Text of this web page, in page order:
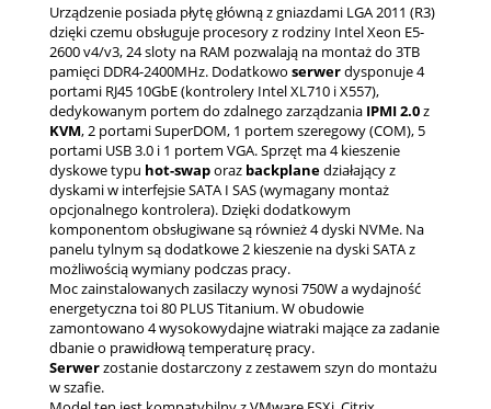
Urządzenie posiada płytę główną z gniazdami LGA 2011 (R3)
dzięki czemu obsługuje procesory z rodziny Intel Xeon E5-
2600 v4/v3, 24 sloty na RAM pozwalają na montaż do 3TB
pamięci DDR4-2400MHz. Dodatkowo serwerdysponuje4
portami RJ45 10GbE (kontrolery Intel XL710 i X557),
dedykowanym portem do zdalnego zarządzania IPMI 2.0z
KVM, 2 portami SuperDOM, 1 portem szeregowy (COM), 5
portami USB 3.0 i 1 portem VGA. Sprzęt ma 4 kieszenie
dyskowe typu hot-swaporaz backplanedziałający z
dyskami w interfejsie SATA I SAS (wymagany montaż
opcjonalnego kontrolera). Dzięki dodatkowym
komponentom obsługiwane są również 4 dyski NVMe. Na
panelu tylnym są dodatkowe 2 kieszenie na dyski SATA z
możliwością wymiany podczas pracy.
Moc zainstalowanych zasilaczy wynosi 750W a wydajność
energetyczna toi 80 PLUS Titanium. W obudowie
zamontowano 4 wysokowydajne wiatraki mające za zadanie
dbanie o prawidłową temperaturę pracy.
Serwerzostanie dostarczony z zestawem szyn do montażu
w szafie.